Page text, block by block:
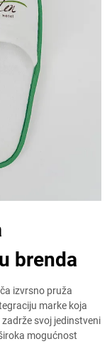
brenda
izvrsno pruža
marke koja
svoj jedinstveni
mogućnost